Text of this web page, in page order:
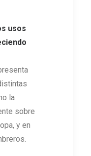
usos
la
sobre
y en